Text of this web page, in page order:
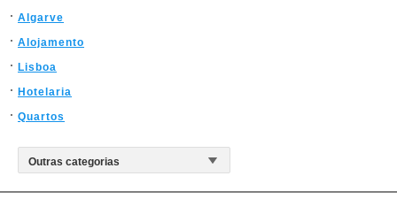
Algarve
Alojamento
Lisboa
Hotelaria
Quartos